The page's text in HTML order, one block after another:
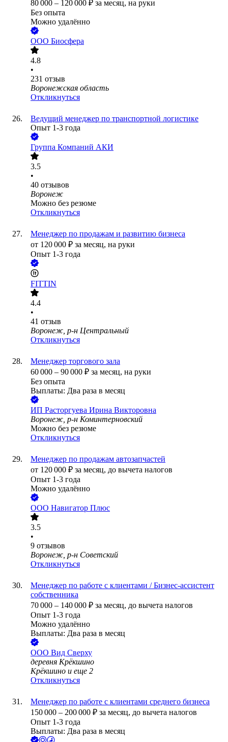
80 000 – 120 000 ₽ за месяц, на руки
Без опыта
Можно удалённо
ООО Биосфера
4.8
•
231 отзыв
Воронежская область
Откликнуться
Ведущий менеджер по транспортной логистике
Опыт 1-3 года
Группа Компаний АКИ
3.5
•
40 отзывов
Воронеж
Можно без резюме
Откликнуться
Менеджер по продажам и развитию бизнеса
от 120 000 ₽ за месяц, на руки
Опыт 1-3 года
FITTIN
4.4
•
41 отзыв
Воронеж, р-н Центральный
Откликнуться
Менеджер торгового зала
60 000 – 90 000 ₽ за месяц, на руки
Без опыта
Выплаты: Два раза в месяц
ИП Расторгуева Ирина Викторовна
Воронеж, р-н Коминтерновский
Можно без резюме
Откликнуться
Менеджер по продажам автозапчастей
от 120 000 ₽ за месяц, до вычета налогов
Опыт 1-3 года
Можно удалённо
ООО Навигатор Плюс
3.5
•
9 отзывов
Воронеж, р-н Советский
Откликнуться
Менеджер по работе с клиентами / Бизнес-ассистент
собственника
70 000 – 140 000 ₽ за месяц, до вычета налогов
Опыт 1-3 года
Можно удалённо
Выплаты: Два раза в месяц
ООО Вид Сверху
деревня Крёкшино
Крёкшино и еще 2
Откликнуться
Менеджер по работе с клиентами среднего бизнеса
150 000 – 200 000 ₽ за месяц, до вычета налогов
Опыт 1-3 года
Выплаты: Два раза в месяц